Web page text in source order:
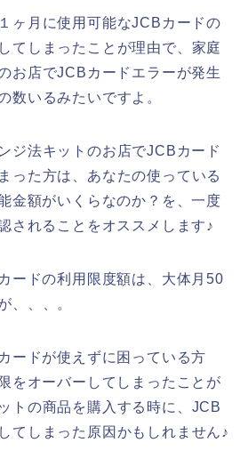
ヶ月に使用可能なJCBカードの
てしまったことが理由で、家庭
お店でJCBカードエラーが発生
数いるみたいですよ。
ジ法キットのお店でJCBカード
った方は、あなたの使っている
金額がいくらなのか？を、一度
されることをオススメします♪
ードの利用限度額は、大体月50
、、、。
ードが使えずに困っている方
をオーバーしてしまったことが
トの商品を購入する時に、JCB
てしまった原因かもしれません♪